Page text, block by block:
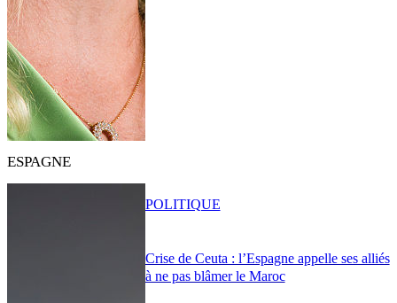
ESPAGNE
Crise de Ceuta : l’Espagne appelle ses alliés
à ne pas blâmer le Maroc
POLITIQUE